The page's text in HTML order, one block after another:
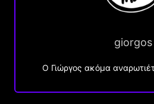
giorgos
Ο Γιώργος ακόμα